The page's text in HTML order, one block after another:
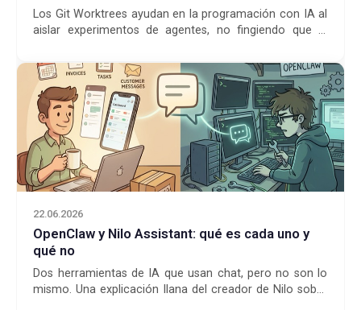
Los Git Worktrees ayudan en la programación con IA al
aislar experimentos de agentes, no fingiendo que la
22.06.2026
OpenClaw y Nilo Assistant: qué es cada uno y
qué no
Dos herramientas de IA que usan chat, pero no son lo
mismo. Una explicación llana del creador de Nilo sobre